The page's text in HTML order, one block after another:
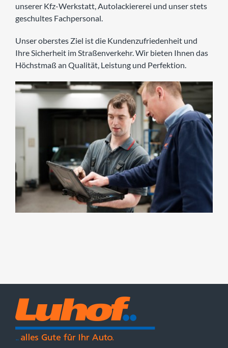
unserer Kfz-Werkstatt, Autolackiererei und unser stets
geschultes Fachpersonal.
Unser oberstes Ziel ist die Kundenzufriedenheit und
Ihre Sicherheit im Straßenverkehr. Wir bieten Ihnen das
Höchstmaß an Qualität, Leistung und Perfektion.